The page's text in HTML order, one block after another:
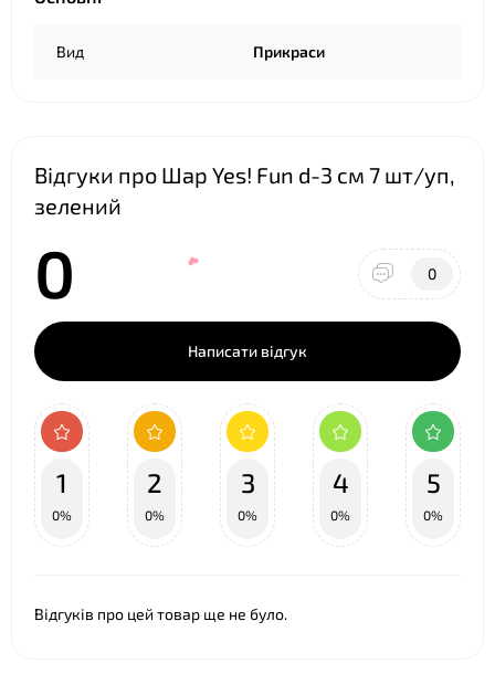
Вид Прикраси
Відгуки про Шар Yes! Fun d-3 cм 7 шт/уп,
зелений
0 0
Написати відгук
1
0%
2
0%
3
0%
4
0%
5
0%
Відгуків про цей товар ще не було.